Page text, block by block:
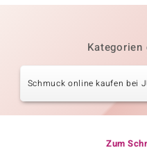
Schmuck online kaufen bei
Zum